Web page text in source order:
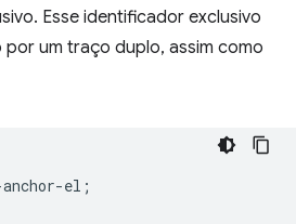
Esse identificador exclusivo
um traço duplo, assim como
anchor-el ;